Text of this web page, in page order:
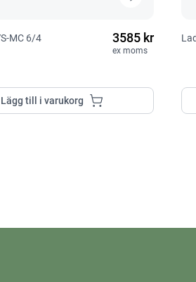
MC 6/4 3585 kr
ex moms
Lägg till i varukorg